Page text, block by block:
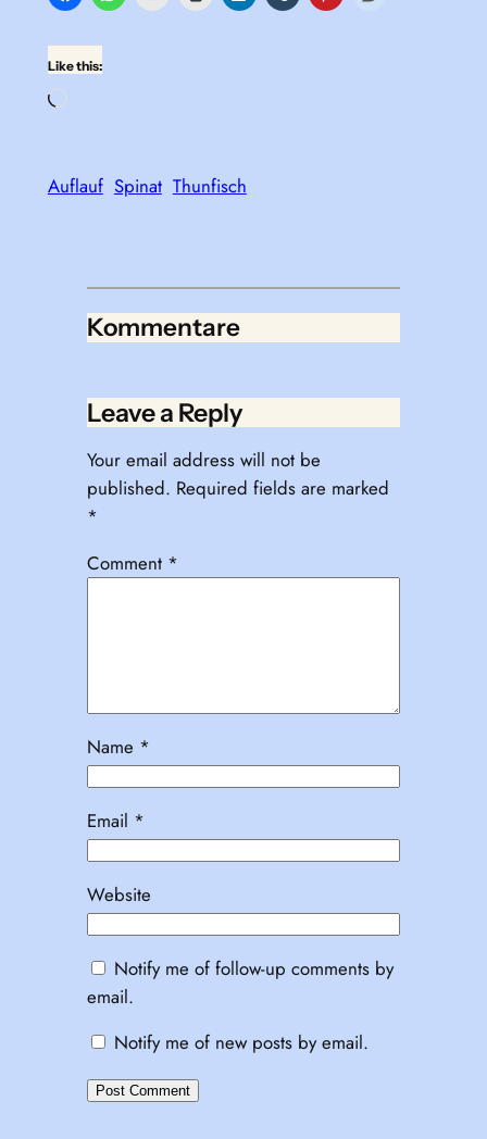
Like this:
Loading…
Auflauf Spinat Thunfisch
Kommentare
Leave a Reply
Your email address will not be
published. Required fields are marked
*
Comment *
Name *
Email *
Website
Notify me of follow-up comments by
email.
Notify me of new posts by email.